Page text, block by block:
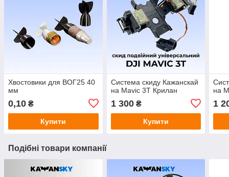
Хвостовики для ВОГ25 40
мм
0,10 ₴
Купити
Система скиду Кажанскай
на Mavic 3T Крилан
1 300₴
Купити
на
1
Подібні товари компанії